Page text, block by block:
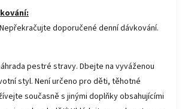
doporučené denní dávkování.
pestré stravy. Dbejte na vyváženou
styl. Není určeno pro děti, těhotné
současně s jinými doplňky obsahujícími